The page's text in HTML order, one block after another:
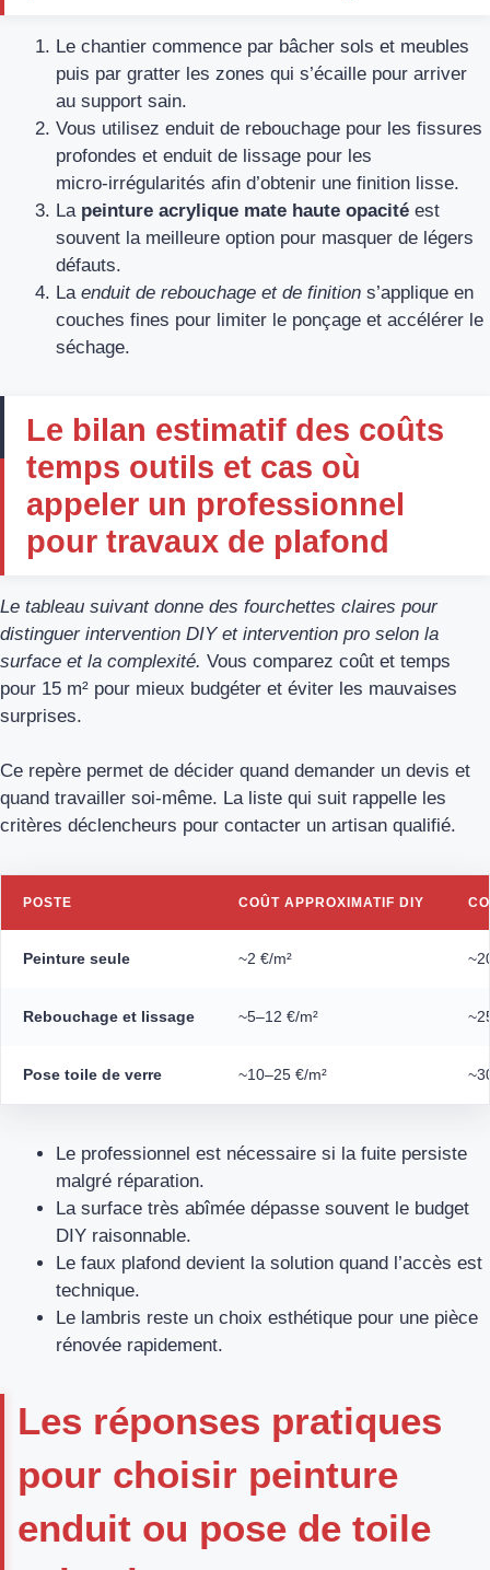
Le chantier commence par bâcher sols et meubles
puis par gratter les zones qui s’écaille pour arriver
au support sain.
Vous utilisez enduit de rebouchage pour les fissures
profondes et enduit de lissage pour les
micro‑irrégularités afin d’obtenir une finition lisse.
La peinture acrylique mate haute opacité est
souvent la meilleure option pour masquer de légers
défauts.
La enduit de rebouchage et de finition s’applique en
couches fines pour limiter le ponçage et accélérer le
séchage.
Le bilan estimatif des coûts
temps outils et cas où
appeler un professionnel
pour travaux de plafond
Le tableau suivant donne des fourchettes claires pour
distinguer intervention DIY et intervention pro selon la
surface et la complexité. Vous comparez coût et temps
pour 15 m² pour mieux budgéter et éviter les mauvaises
surprises.
Ce repère permet de décider quand demander un devis et
quand travailler soi‑même. La liste qui suit rappelle les
critères déclencheurs pour contacter un artisan qualifié.
POSTE COÛT APPROXIMATIF DIY
Peinture seule ~2 €/m²
Rebouchage et lissage ~5–12 €/m²
Pose toile de verre ~10–25 €/m²
Le professionnel est nécessaire si la fuite persiste
malgré réparation.
La surface très abîmée dépasse souvent le budget
DIY raisonnable.
Le faux plafond devient la solution quand l’accès est
technique.
Le lambris reste un choix esthétique pour une pièce
rénovée rapidement.
Les réponses pratiques
pour choisir peinture
enduit ou pose de toile